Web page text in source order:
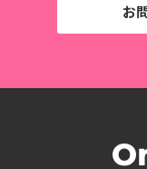
お